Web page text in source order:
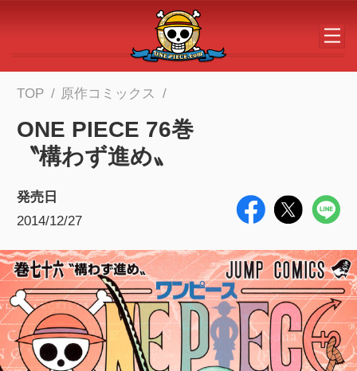
メインコンテンツへスキップする
TOP 原作コミックス
ONE PIECE 76巻
〝構わず進め〟
発売日
2014/12/27